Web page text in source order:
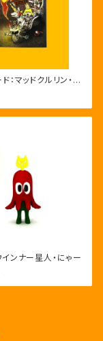
：マッドクルリン・M
ンナー星人・にゃー